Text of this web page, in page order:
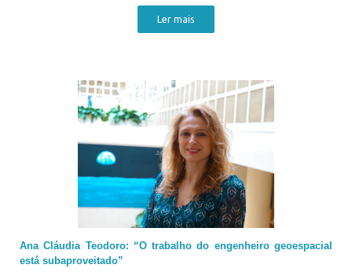
Ler mais
Ana Cláudia Teodoro: “O trabalho do engenheiro geoespacial
está subaproveitado”